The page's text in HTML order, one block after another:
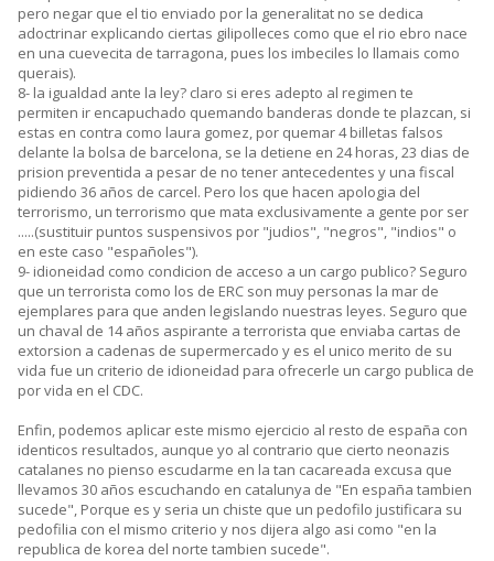
pero negar que el tio enviado por la generalitat no se dedica
adoctrinar explicando ciertas gilipolleces como que el rio ebro nace
en una cuevecita de tarragona, pues los imbeciles lo llamais como
querais).
8- la igualdad ante la ley? claro si eres adepto al regimen te
permiten ir encapuchado quemando banderas donde te plazcan, si
estas en contra como laura gomez, por quemar 4 billetas falsos
delante la bolsa de barcelona, se la detiene en 24 horas, 23 dias de
prision preventida a pesar de no tener antecedentes y una fiscal
pidiendo 36 años de carcel. Pero los que hacen apologia del
terrorismo, un terrorismo que mata exclusivamente a gente por ser
.....(sustituir puntos suspensivos por "judios", "negros", "indios" o
en este caso "españoles").
9- idioneidad como condicion de acceso a un cargo publico? Seguro
que un terrorista como los de ERC son muy personas la mar de
ejemplares para que anden legislando nuestras leyes. Seguro que
un chaval de 14 años aspirante a terrorista que enviaba cartas de
extorsion a cadenas de supermercado y es el unico merito de su
vida fue un criterio de idioneidad para ofrecerle un cargo publica de
por vida en el CDC.
Enfin, podemos aplicar este mismo ejercicio al resto de españa con
identicos resultados, aunque yo al contrario que cierto neonazis
catalanes no pienso escudarme en la tan cacareada excusa que
llevamos 30 años escuchando en catalunya de "En españa tambien
sucede", Porque es y seria un chiste que un pedofilo justificara su
pedofilia con el mismo criterio y nos dijera algo asi como "en la
republica de korea del norte tambien sucede".